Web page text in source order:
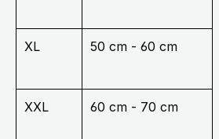
XL 50 cm - 60 cm
XXL 60 cm - 70 cm